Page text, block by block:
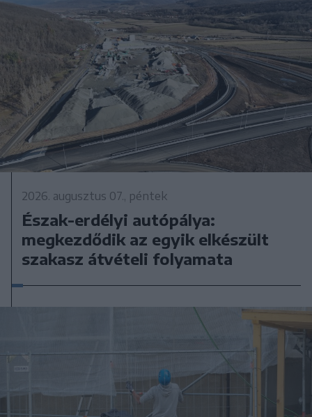
2026. augusztus 07., péntek
Észak-erdélyi autópálya:
megkezdődik az egyik elkészült
szakasz átvételi folyamata